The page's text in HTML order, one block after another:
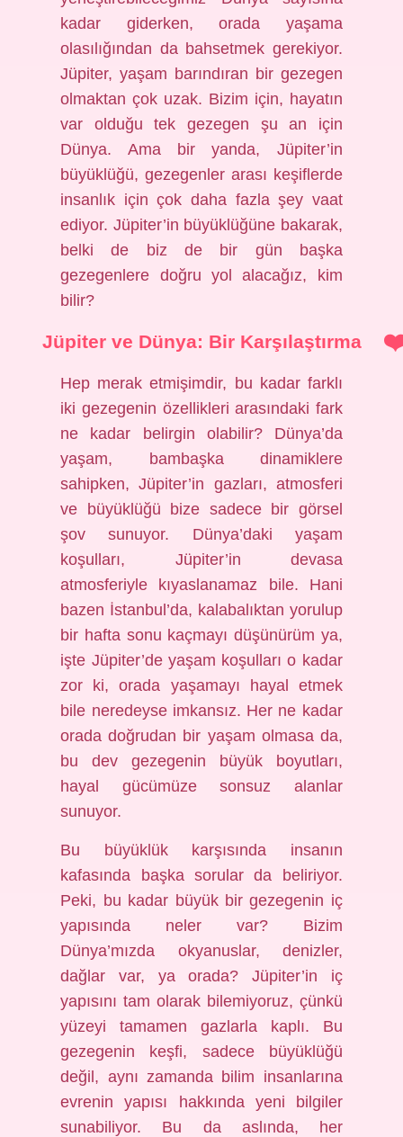
kadar giderken, orada yaşama
olasılığından da bahsetmek gerekiyor.
Jüpiter, yaşam barındıran bir gezegen
olmaktan çok uzak. Bizim için, hayatın
var olduğu tek gezegen şu an için
Dünya. Ama bir yanda, Jüpiter’in
büyüklüğü, gezegenler arası keşiflerde
insanlık için çok daha fazla şey vaat
ediyor. Jüpiter’in büyüklüğüne bakarak,
belki de biz de bir gün başka
gezegenlere doğru yol alacağız, kim
bilir?
Jüpiter ve Dünya: Bir Karşılaştırma
Hep merak etmişimdir, bu kadar farklı
iki gezegenin özellikleri arasındaki fark
ne kadar belirgin olabilir? Dünya’da
yaşam, bambaşka dinamiklere
sahipken, Jüpiter’in gazları, atmosferi
ve büyüklüğü bize sadece bir görsel
şov sunuyor. Dünya’daki yaşam
koşulları, Jüpiter’in devasa
atmosferiyle kıyaslanamaz bile. Hani
bazen İstanbul’da, kalabalıktan yorulup
bir hafta sonu kaçmayı düşünürüm ya,
işte Jüpiter’de yaşam koşulları o kadar
zor ki, orada yaşamayı hayal etmek
bile neredeyse imkansız. Her ne kadar
orada doğrudan bir yaşam olmasa da,
bu dev gezegenin büyük boyutları,
hayal gücümüze sonsuz alanlar
sunuyor.
Bu büyüklük karşısında insanın
kafasında başka sorular da beliriyor.
Peki, bu kadar büyük bir gezegenin iç
yapısında neler var? Bizim
Dünya’mızda okyanuslar, denizler,
dağlar var, ya orada? Jüpiter’in iç
yapısını tam olarak bilemiyoruz, çünkü
yüzeyi tamamen gazlarla kaplı. Bu
gezegenin keşfi, sadece büyüklüğü
değil, aynı zamanda bilim insanlarına
evrenin yapısı hakkında yeni bilgiler
sunabiliyor. Bu da aslında, her